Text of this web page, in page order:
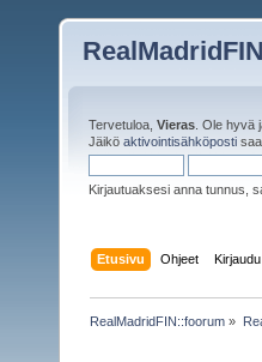
Tervetuloa, Vieras . Ole hyvä
Jäikö aktivointisähköposti
Kirjautuaksesi anna tunnus,
Etusivu Ohjeet Kirjaudu
RealMadridFIN::foorum »